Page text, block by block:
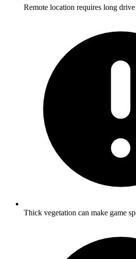
Remote location requires long
Thick vegetation can make game